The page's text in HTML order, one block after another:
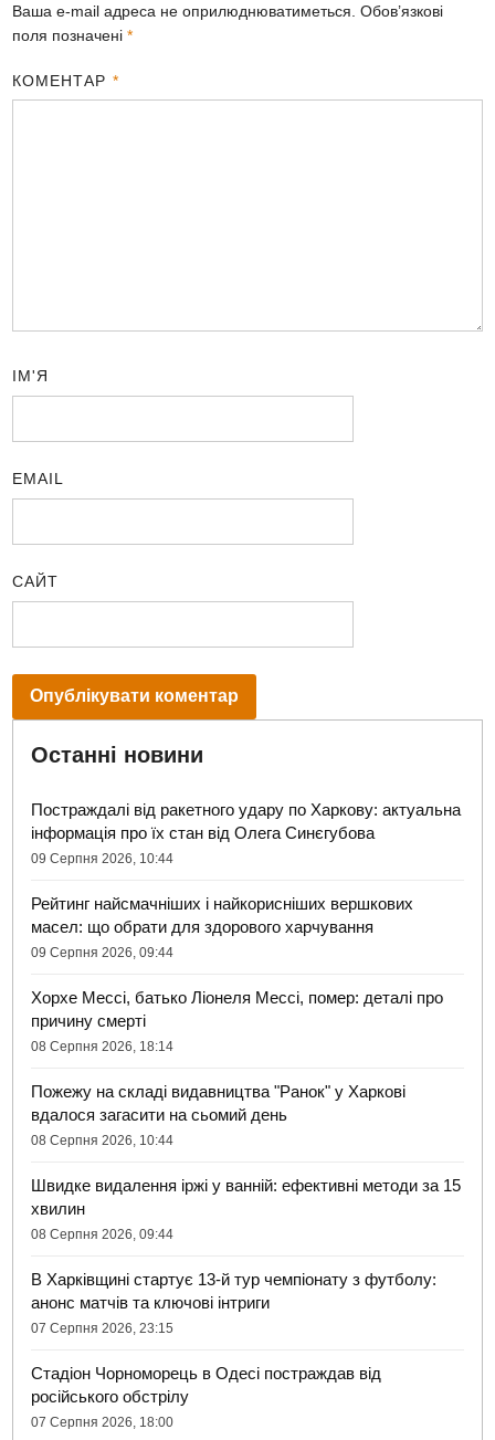
Ваша e-mail адреса не оприлюднюватиметься. Обов’язкові
поля позначені*
КОМЕНТАР *
ІМ'Я
EMAIL
САЙТ
Останні новини
Постраждалі від ракетного удару по Харкову: актуальна
інформація про їх стан від Олега Синєгубова
09 Серпня 2026, 10:44
Рейтинг найсмачніших і найкорисніших вершкових
масел: що обрати для здорового харчування
09 Серпня 2026, 09:44
Хорхе Мессі, батько Ліонеля Мессі, помер: деталі про
причину смерті
08 Серпня 2026, 18:14
Пожежу на складі видавництва "Ранок" у Харкові
вдалося загасити на сьомий день
08 Серпня 2026, 10:44
Швидке видалення іржі у ванній: ефективні методи за 15
хвилин
08 Серпня 2026, 09:44
В Харківщині стартує 13-й тур чемпіонату з футболу:
анонс матчів та ключові інтриги
07 Серпня 2026, 23:15
Стадіон Чорноморець в Одесі постраждав від
російського обстрілу
07 Серпня 2026, 18:00